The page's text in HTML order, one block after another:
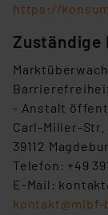
https://
Zuständige
- Anstalt
Carl-Miller-Str.
39112
Telefon: +49
E-Mail: